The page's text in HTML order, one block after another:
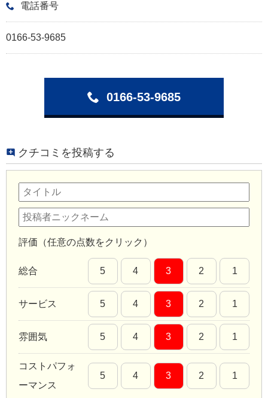
電話番号
0166-53-9685
0166-53-9685
クチコミを投稿する
評価（任意の点数をクリック）
総合 5 4 3 2 1
サービス 5 4 3 2 1
雰囲気 5 4 3 2 1
コストパフォ
ーマンス
5 4 3 2 1